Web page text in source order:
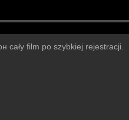
cały film po szybkiej rejestracji.